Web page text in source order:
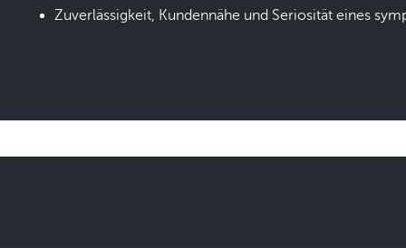
Zuverlässigkeit, Kundennähe und Seriosität eines